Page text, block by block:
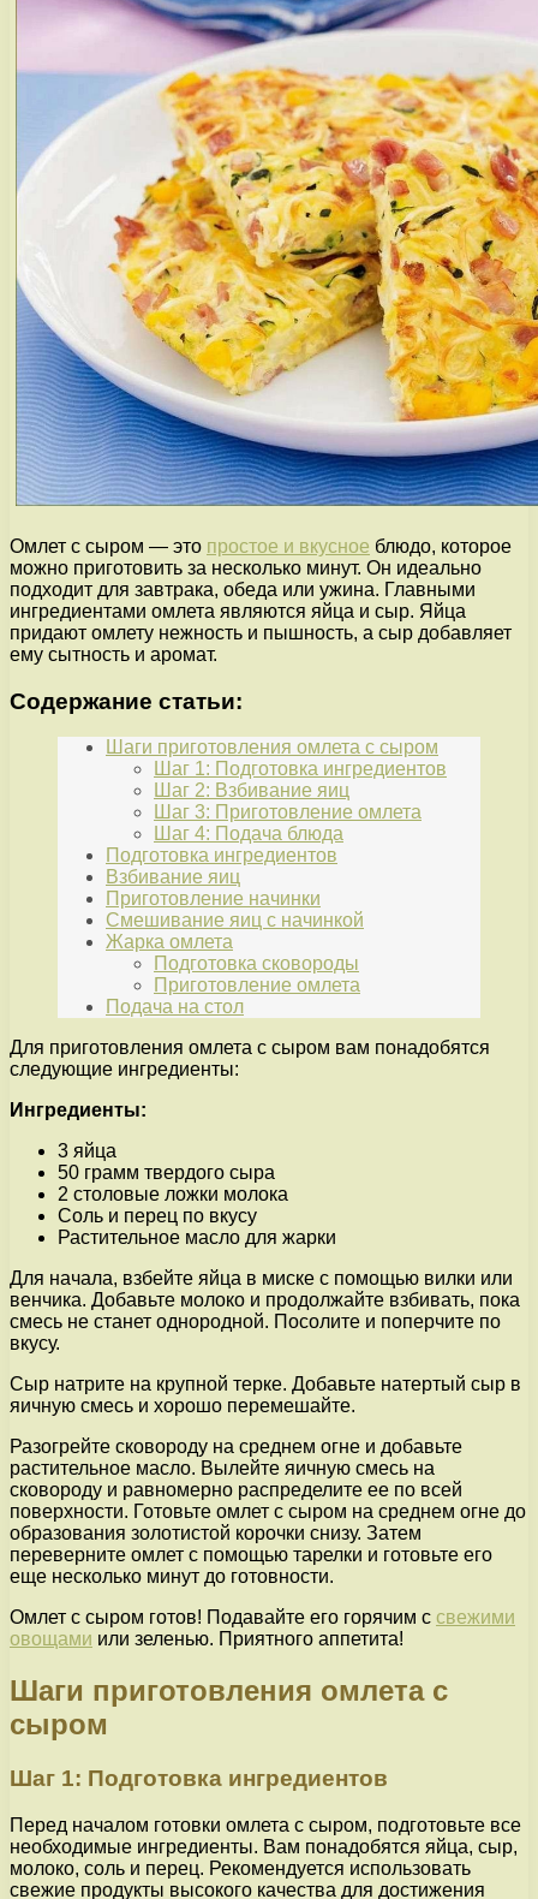
Омлет с сыром — это простое и вкусное блюдо, которое
можно приготовить за несколько минут. Он идеально
подходит для завтрака, обеда или ужина. Главными
ингредиентами омлета являются яйца и сыр. Яйца
придают омлету нежность и пышность, а сыр добавляет
ему сытность и аромат.
Содержание статьи:
Шаги приготовления омлета с сыром
Шаг 1: Подготовка ингредиентов
Шаг 2: Взбивание яиц
Шаг 3: Приготовление омлета
Шаг 4: Подача блюда
Подготовка ингредиентов
Взбивание яиц
Приготовление начинки
Смешивание яиц с начинкой
Жарка омлета
Подготовка сковороды
Приготовление омлета
Подача на стол
Для приготовления омлета с сыром вам понадобятся
следующие ингредиенты:
Ингредиенты:
3 яйца
50 грамм твердого сыра
2 столовые ложки молока
Соль и перец по вкусу
Растительное масло для жарки
Для начала, взбейте яйца в миске с помощью вилки или
венчика. Добавьте молоко и продолжайте взбивать, пока
смесь не станет однородной. Посолите и поперчите по
вкусу.
Сыр натрите на крупной терке. Добавьте натертый сыр в
яичную смесь и хорошо перемешайте.
Разогрейте сковороду на среднем огне и добавьте
растительное масло. Вылейте яичную смесь на
сковороду и равномерно распределите ее по всей
поверхности. Готовьте омлет с сыром на среднем огне до
образования золотистой корочки снизу. Затем
переверните омлет с помощью тарелки и готовьте его
еще несколько минут до готовности.
Омлет с сыром готов! Подавайте его горячим с свежими
овощами или зеленью. Приятного аппетита!
Шаги приготовления омлета с
сыром
Шаг 1: Подготовка ингредиентов
Перед началом готовки омлета с сыром, подготовьте все
необходимые ингредиенты. Вам понадобятся яйца, сыр,
молоко, соль и перец. Рекомендуется использовать
свежие продукты высокого качества для достижения